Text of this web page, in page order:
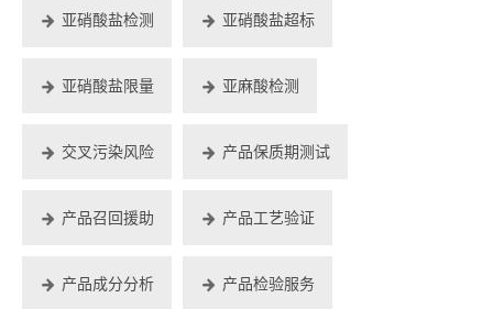
亚硝酸盐检测 亚硝酸盐超标
亚硝酸盐限量 亚麻酸检测
交叉污染风险 产品保质期测试
产品召回援助 产品工艺验证
产品成分分析 产品检验服务